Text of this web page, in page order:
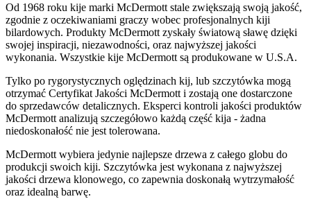
Od 1968 roku kije marki McDermott stale zwiększają swoją jakość,
zgodnie z oczekiwaniami graczy wobec profesjonalnych kiji
bilardowych. Produkty McDermott zyskały światową sławę dzięki
swojej inspiracji, niezawodności, oraz najwyższej jakości
wykonania. Wszystkie kije McDermott są produkowane w U.S.A.
Tylko po rygorystycznych oględzinach kij, lub szczytówka mogą
otrzymać Certyfikat Jakości McDermott i zostają one dostarczone
do sprzedawców detalicznych. Eksperci kontroli jakości produktów
McDermott analizują szczegółowo każdą część kija - żadna
niedoskonałość nie jest tolerowana.
McDermott wybiera jedynie najlepsze drzewa z całego globu do
produkcji swoich kiji. Szczytówka jest wykonana z najwyższej
jakości drzewa klonowego, co zapewnia doskonałą wytrzymałość
oraz idealną barwę.